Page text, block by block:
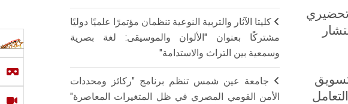
تحضيري
كليتا الآثار والتربية النوعية تنظمان مؤتمرًا علميًا دوليًا
مشتركًا بعنوان "الألوان والموسيقى: لغة بصرية
وسمعية بين التراث والاستدامة"
جامعة عين شمس تنظم برنامج "ركائز ومحددات
الأمن القومي المصري في ظل المتغيرات المعاصرة"